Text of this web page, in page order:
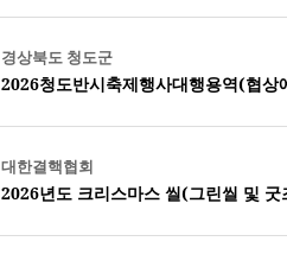
경상북도 청도군
2026청도반시축제행사대행용역(협상
대한결핵협회
2026년도 크리스마스 씰(그린씰 및